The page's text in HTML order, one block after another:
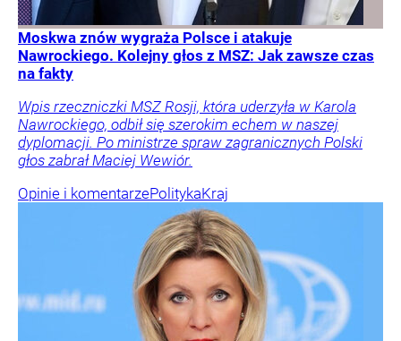
Moskwa znów wygraża Polsce i atakuje
Nawrockiego. Kolejny głos z MSZ: Jak zawsze czas
na fakty
Wpis rzeczniczki MSZ Rosji, która uderzyła w Karola
Nawrockiego, odbił się szerokim echem w naszej
dyplomacji. Po ministrze spraw zagranicznych Polski
głos zabrał Maciej Wewiór.
Opinie i komentarzePolitykaKraj